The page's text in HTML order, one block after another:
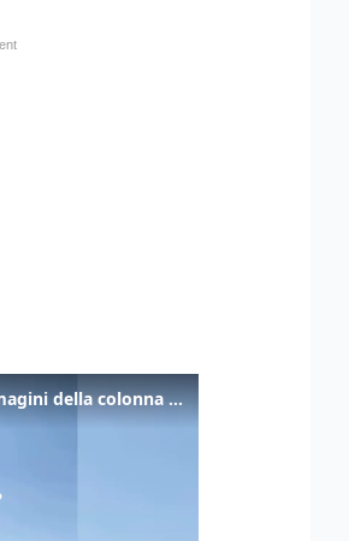
Incendio a Gardaland: le immagini della colonna di fumo